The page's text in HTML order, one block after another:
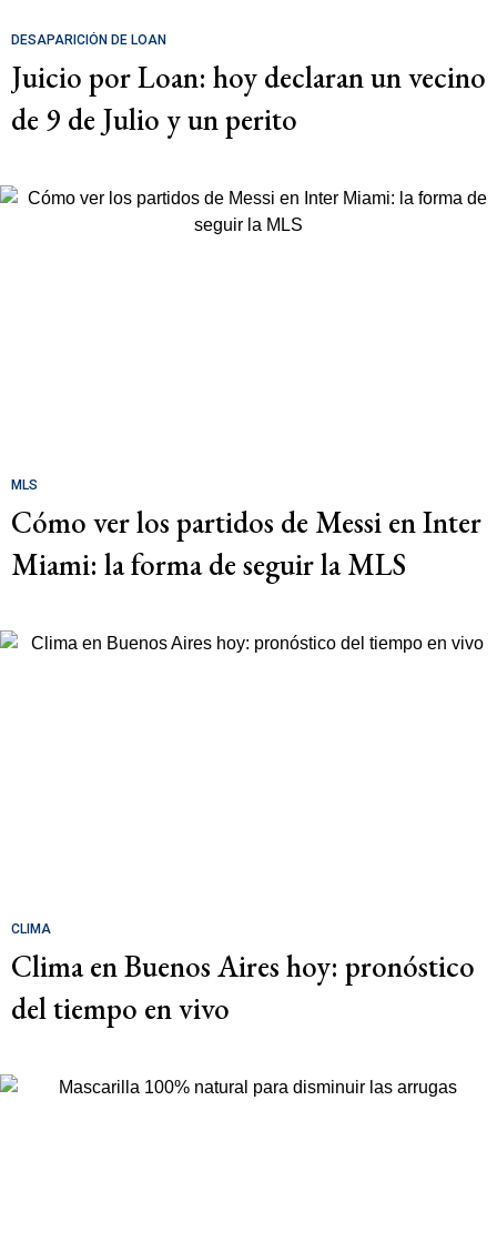
DESAPARICIÓN DE LOAN
Juicio por Loan: hoy declaran un vecino
de 9 de Julio y un perito
MLS
Cómo ver los partidos de Messi en Inter
Miami: la forma de seguir la MLS
CLIMA
Clima en Buenos Aires hoy: pronóstico
del tiempo en vivo